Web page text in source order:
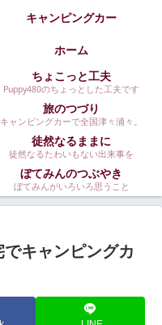
キャンピングカー
ホーム
ちょこっと工夫
Puppy480のちょっとした工夫です
旅のつづり
キャンピングカーで全国津々浦々。
徒然なるままに
徒然なるたわいもない出来事を
ぼてみんのつぶやき
ぼてみんがいろいろ思うこと
キャンピングカ